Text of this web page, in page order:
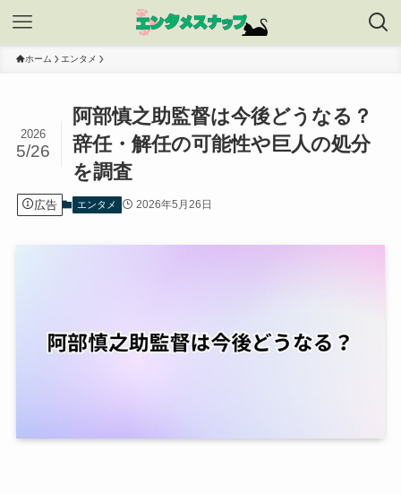
ホーム エンタメ
阿部慎之助監督は今後どうなる？
辞任・解任の可能性や巨人の処分
を調査
2026
5/26
広告 エンタメ 2026年5月26日